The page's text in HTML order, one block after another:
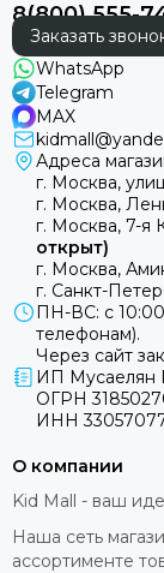
8(800) 555-
Заказать
WhatsApp
Telegram
MAX
Адреса
г. Москва,
г. Москва,
г. Москва, 7-я
открыт)
г. Москва,
г. Санкт-
ПН-ВС: с 10:00
телефонам).
Через сайт
ИП Мусаелян
ОГРН
ИНН
О компании
Kid Mall - ваш
Наша сеть
ассортименте